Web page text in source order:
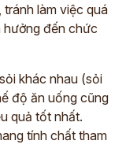
làm việc quá
hưởng đến chức
khác nhau (sỏi
độ ăn uống cũng
quả tốt nhất.
tính chất tham